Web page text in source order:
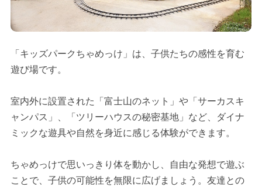
「キッズパークちゃめっけ」は、子供たちの感性を育む
遊び場です。
室内外に設置された「富士山のネット」や「サーカスキ
ャンパス」、「ツリーハウスの秘密基地」など、ダイナ
ミックな遊具や自然を身近に感じる体験ができます。
ちゃめっけで思いっきり体を動かし、自由な発想で遊ぶ
ことで、子供の可能性を無限に広げましょう。友達との